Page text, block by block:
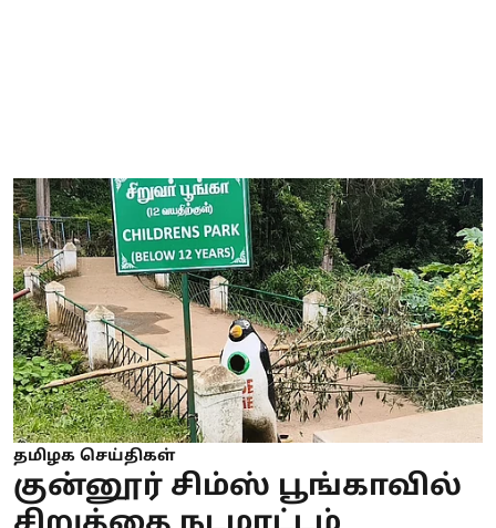
தமிழக செய்திகள்
குன்னூர் சிம்ஸ் பூங்காவில்